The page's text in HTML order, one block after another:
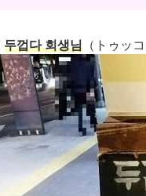
두껍다 회생님 （トゥッ